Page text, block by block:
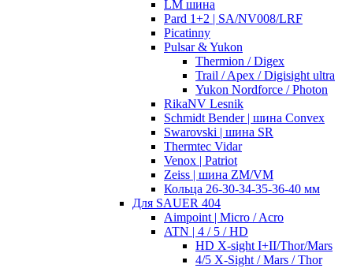
LM шина
Pard 1+2 | SA/NV008/LRF
Picatinny
Pulsar & Yukon
Thermion / Digex
Trail / Apex / Digisight ultra
Yukon Nordforce / Photon
RikaNV Lesnik
Schmidt Bender | шина Convex
Swarovski | шина SR
Thermtec Vidar
Venox | Patriot
Zeiss | шина ZM/VM
Кольца 26-30-34-35-36-40 мм
Для SAUER 404
Aimpoint | Micro / Acro
ATN | 4 / 5 / HD
HD X-sight I+II/Thor/Mars
4/5 X-Sight / Mars / Thor